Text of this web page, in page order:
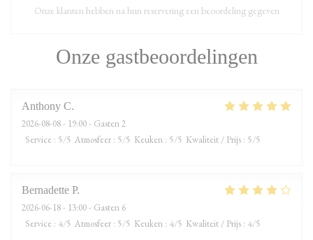
Onze gastbeoordelingen
Anthony C
2026-08-08 - 19:00 - Gasten 2
Service : 5/5 Atmosfeer : 5/5 Keuken : 5/5 Kwaliteit / Prijs : 5/5
Bernadette P
2026-06-18 - 13:00 - Gasten 6
Service : 4/5 Atmosfeer : 5/5 Keuken : 4/5 Kwaliteit / Prijs : 4/5
Onze klanten hebben na hun reservering een beoordeling gegeven